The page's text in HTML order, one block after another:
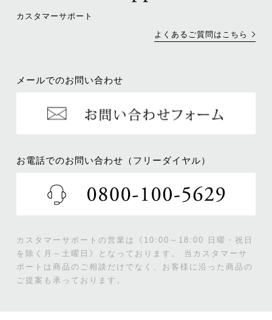
カスタマーサポート
よくあるご質問はこちら
メールでのお問い合わせ
お電話でのお問い合わせ（フリーダイヤル）
カスタマーサポートの営業は《10:00～18:00 日曜・祝日
を除く月～土曜日》となっております。
当カスタマーサ
ポートは商品のご相談だけでなく、お客様に沿った商品の
ご提案も承っております。